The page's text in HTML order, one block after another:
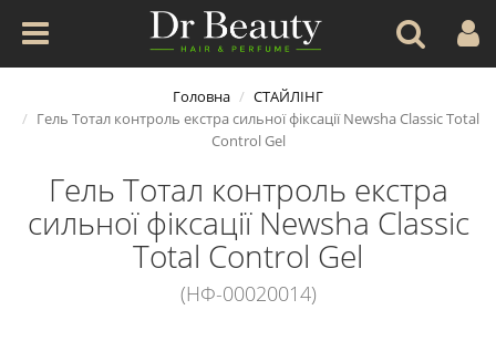
Головна
СТАЙЛІНГ
Гель Тотал контроль екстра сильної фіксації Newsha Classic Total
Control Gel
Гель Тотал контроль екстра
сильної фіксації Newsha Classic
Total Control Gel
(НФ-00020014)